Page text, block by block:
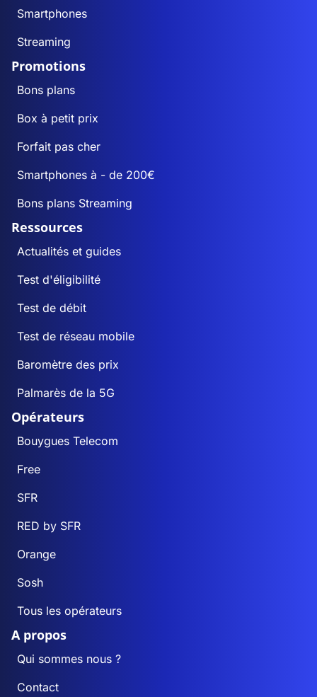
Smartphones
Streaming
Promotions
Bons plans
Box à petit prix
Forfait pas cher
Smartphones à - de 200€
Bons plans Streaming
Ressources
Actualités et guides
Test d'éligibilité
Test de débit
Test de réseau mobile
Baromètre des prix
Palmarès de la 5G
Opérateurs
Bouygues Telecom
Free
SFR
RED by SFR
Orange
Sosh
Tous les opérateurs
A propos
Qui sommes nous ?
Contact